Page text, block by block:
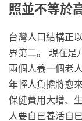
照並不等於
台灣人口結構正
界第二。 現在是
兩個人養一個老
年輕人負擔將愈
保健費用大增、
人要自已養活自